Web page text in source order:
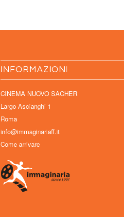
INFORMAZIONI
CINEMA NUOVO SACHER
Largo Ascianghi 1
Roma
info@immaginariaff.it
Come arrivare